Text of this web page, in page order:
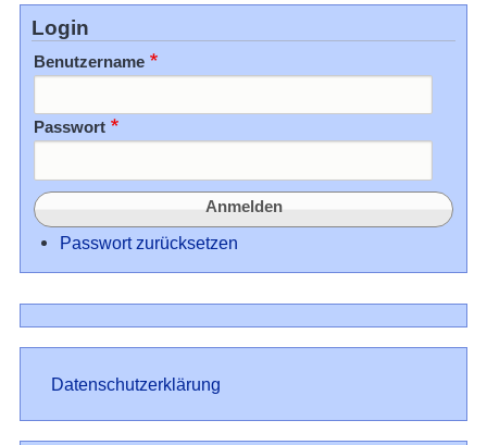
Login
Benutzername
Passwort
Passwort zurücksetzen
Datenschutz
Datenschutzerklärung